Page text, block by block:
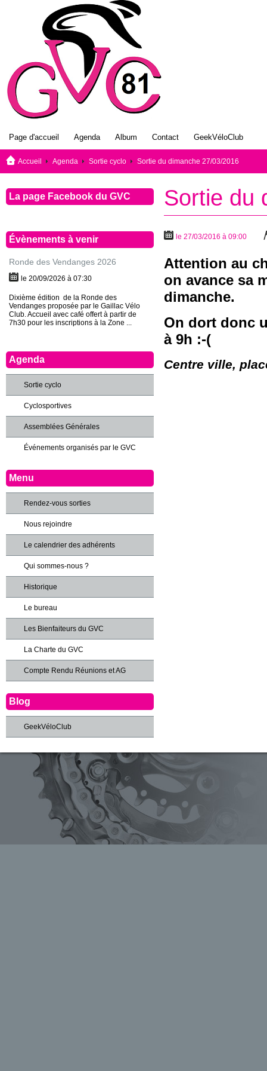
Page d'accueil Agenda Album Contact GeekVéloClub
Accueil Agenda Sortie cyclo Sortie du dimanche 27/03/2016
Sortie du
le 27/03/2016 à 09:00
Attention au
on avance sa
dimanche.
On dort donc
à 9h :-(
Centre ville,
La page Facebook du GVC
Évènements à venir
Ronde des Vendanges 2026
le 20/09/2026 à 07:30
Dixième édition de la Ronde des
Vendanges proposée par le Gaillac Vélo
Club. Accueil avec café offert à partir de
7h30 pour les inscriptions à la Zone ...
Agenda
Sortie cyclo
Cyclosportives
Assemblées Générales
Événements organisés par le GVC
Menu
Rendez-vous sorties
Nous rejoindre
Le calendrier des adhérents
Qui sommes-nous ?
Historique
Le bureau
Les Bienfaiteurs du GVC
La Charte du GVC
Compte Rendu Réunions et AG
Blog
GeekVéloClub